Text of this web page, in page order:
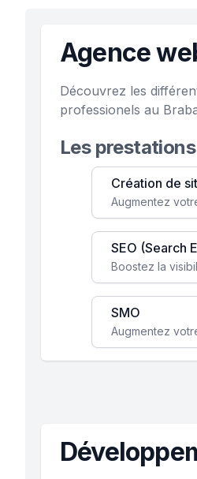
Agence
Découvrez les
professionels au
Les
Création de
SEO (Search
SMO